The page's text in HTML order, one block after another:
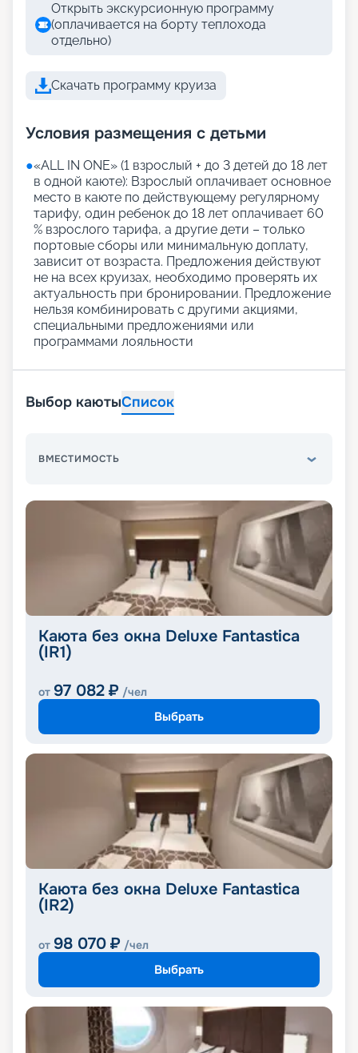
Открыть экскурсионную программу
(оплачивается на борту теплохода
отдельно)
Скачать программу круиза
Условия размещения с детьми
●«АLL IN ONE» (1 взрослый + до 3 детей до 18 лет
в одной каюте): Взрослый оплачивает основное
место в каюте по действующему регулярному
тарифу, один ребенок до 18 лет оплачивает 60
% взрослого тарифа, а другие дети – только
портовые сборы или минимальную доплату,
зависит от возраста. Предложения действуют
не на всех круизах, необходимо проверять их
актуальность при бронировании. Предложение
нельзя комбинировать с другими акциями,
специальными предложениями или
программами лояльности
Выбор каютыСписок
ВМЕСТИМОСТЬ
Каюта без окна Deluxe Fantastica
(IR1)
от 97 082 ₽ /чел
Выбрать
Каюта без окна Deluxe Fantastica
(IR2)
от 98 070 ₽ /чел
Выбрать